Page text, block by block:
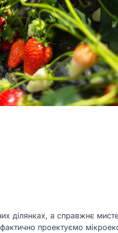
ділянках, а справжнє
проектуємо